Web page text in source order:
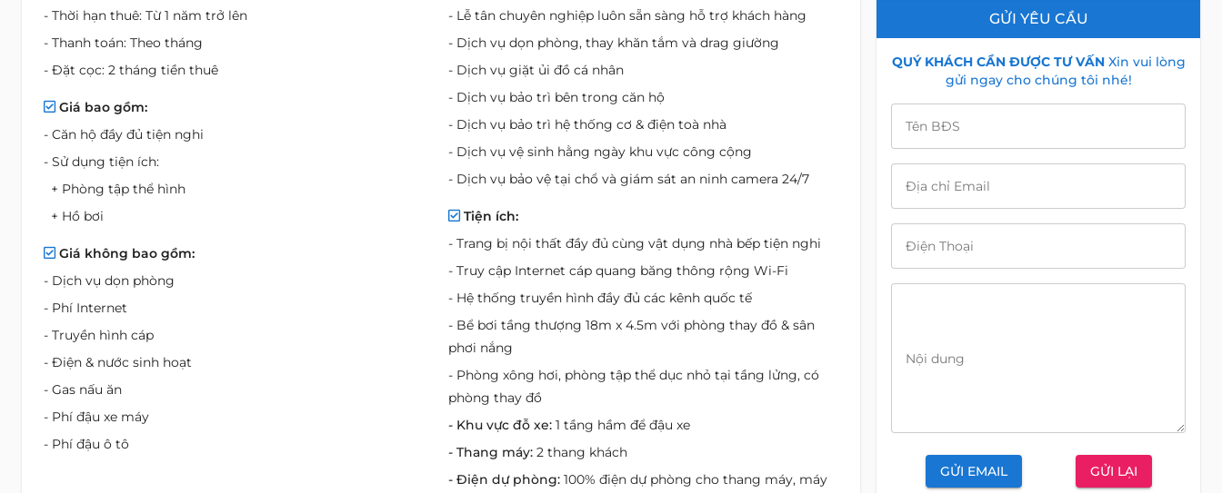
- Thời hạn thuê: Từ 1 năm trở lên
- Thanh toán: Theo tháng
- Đặt cọc: 2 tháng tiền thuê
Giá bao gồm:
- Căn hộ đầy đủ tiện nghi
- Sử dụng tiện ích:
+ Phòng tập thể hình
+ Hồ bơi
Giá không bao gồm:
- Dịch vụ dọn phòng
- Phí Internet
- Truyền hình cáp
- Điện & nước sinh hoạt
- Gas nấu ăn
- Phí đậu xe máy
- Phí đậu ô tô
- Lễ tân chuyên nghiệp luôn sẵn sàng hỗ trợ khách hàng
- Dịch vụ dọn phòng, thay khăn tắm và drag giường
- Dịch vụ giặt ủi đồ cá nhân
- Dịch vụ bảo trì bên trong căn hộ
- Dịch vụ bảo trì hệ thống cơ & điện toà nhà
- Dịch vụ vệ sinh hằng ngày khu vực công cộng
- Dịch vụ bảo vệ tại chổ và giám sát an ninh camera 24/7
Tiện ích:
- Trang bị nội thất đầy đủ cùng vật dụng nhà bếp tiện nghi
- Truy cập Internet cáp quang băng thông rộng Wi-Fi
- Hệ thống truyền hình đầy đủ các kênh quốc tế
- Bể bơi tầng thượng 18m x 4.5m với phòng thay đồ & sân
phơi nắng
- Phòng xông hơi, phòng tập thể dục nhỏ tại tầng lửng, có
phòng thay đồ
- Khu vực đỗ xe: 1 tầng hầm để đậu xe
- Thang máy: 2 thang khách
- Điện dự phòng: 100% điện dự phòng cho thang máy, máy
GỬI YÊU CẦU
QUÝ KHÁCH CẦN ĐƯỢC TƯ VẤNXin vui lòng
gửi ngay cho chúng tôi nhé!
Tên BĐS
Địa chỉ Email
Điện Thoại
Nội dung
GỬI EMAIL GỬI LẠI